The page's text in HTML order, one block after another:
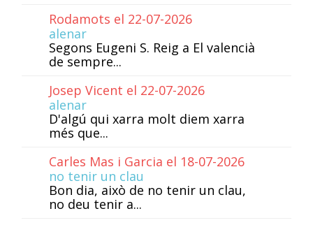
Rodamots el 22-07-2026
alenar
Segons Eugeni S. Reig a El valencià
de sempre...
Josep Vicent el 22-07-2026
alenar
D'algú qui xarra molt diem xarra
més que...
Carles Mas i Garcia el 18-07-2026
no tenir un clau
Bon dia, això de no tenir un clau,
no deu tenir a...